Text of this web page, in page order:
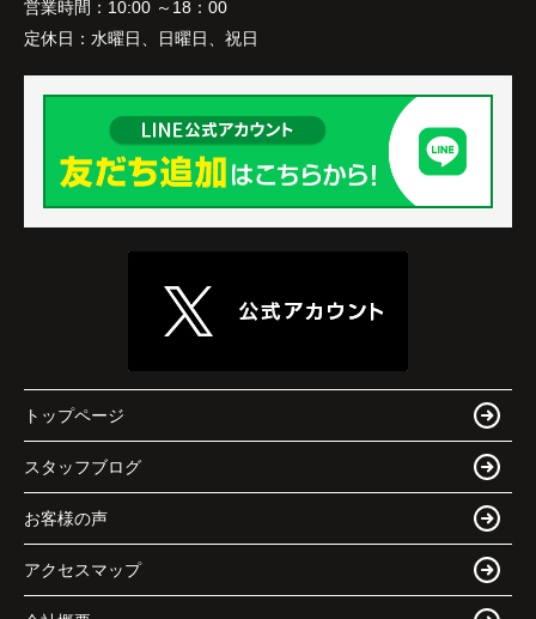
営業時間： 10:00 ～18：00
定休日： 水曜日、日曜日、祝日
トップページ
スタッフブログ
お客様の声
アクセスマップ